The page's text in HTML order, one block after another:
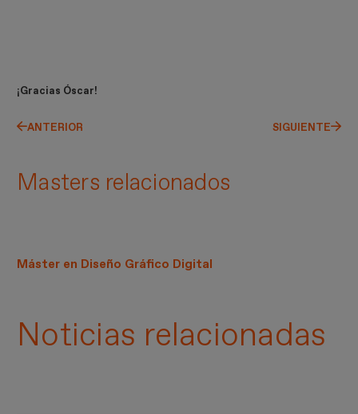
¡Gracias Óscar!
ANTERIOR SIGUIENTE
Masters relacionados
Máster en Diseño Gráfico Digital
Noticias relacionadas